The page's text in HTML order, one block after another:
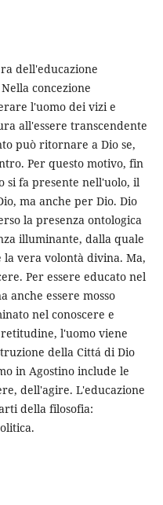
dell'educazione
concezione
l'uomo dei vizi e
all'essere transcendente
può ritornare a Dio se,
Per questo motivo, fin
si fa presente nell'uolo, il
ma anche per Dio. Dio
la presenza ontologica
illuminante, dalla quale
la vera volontà divina. Ma,
Per essere educato nel
anche essere mosso
nel conoscere e
l'uomo viene
della Cittá di Dio
in Agostino include le
dell'agire. L'educazione
della filosofia: